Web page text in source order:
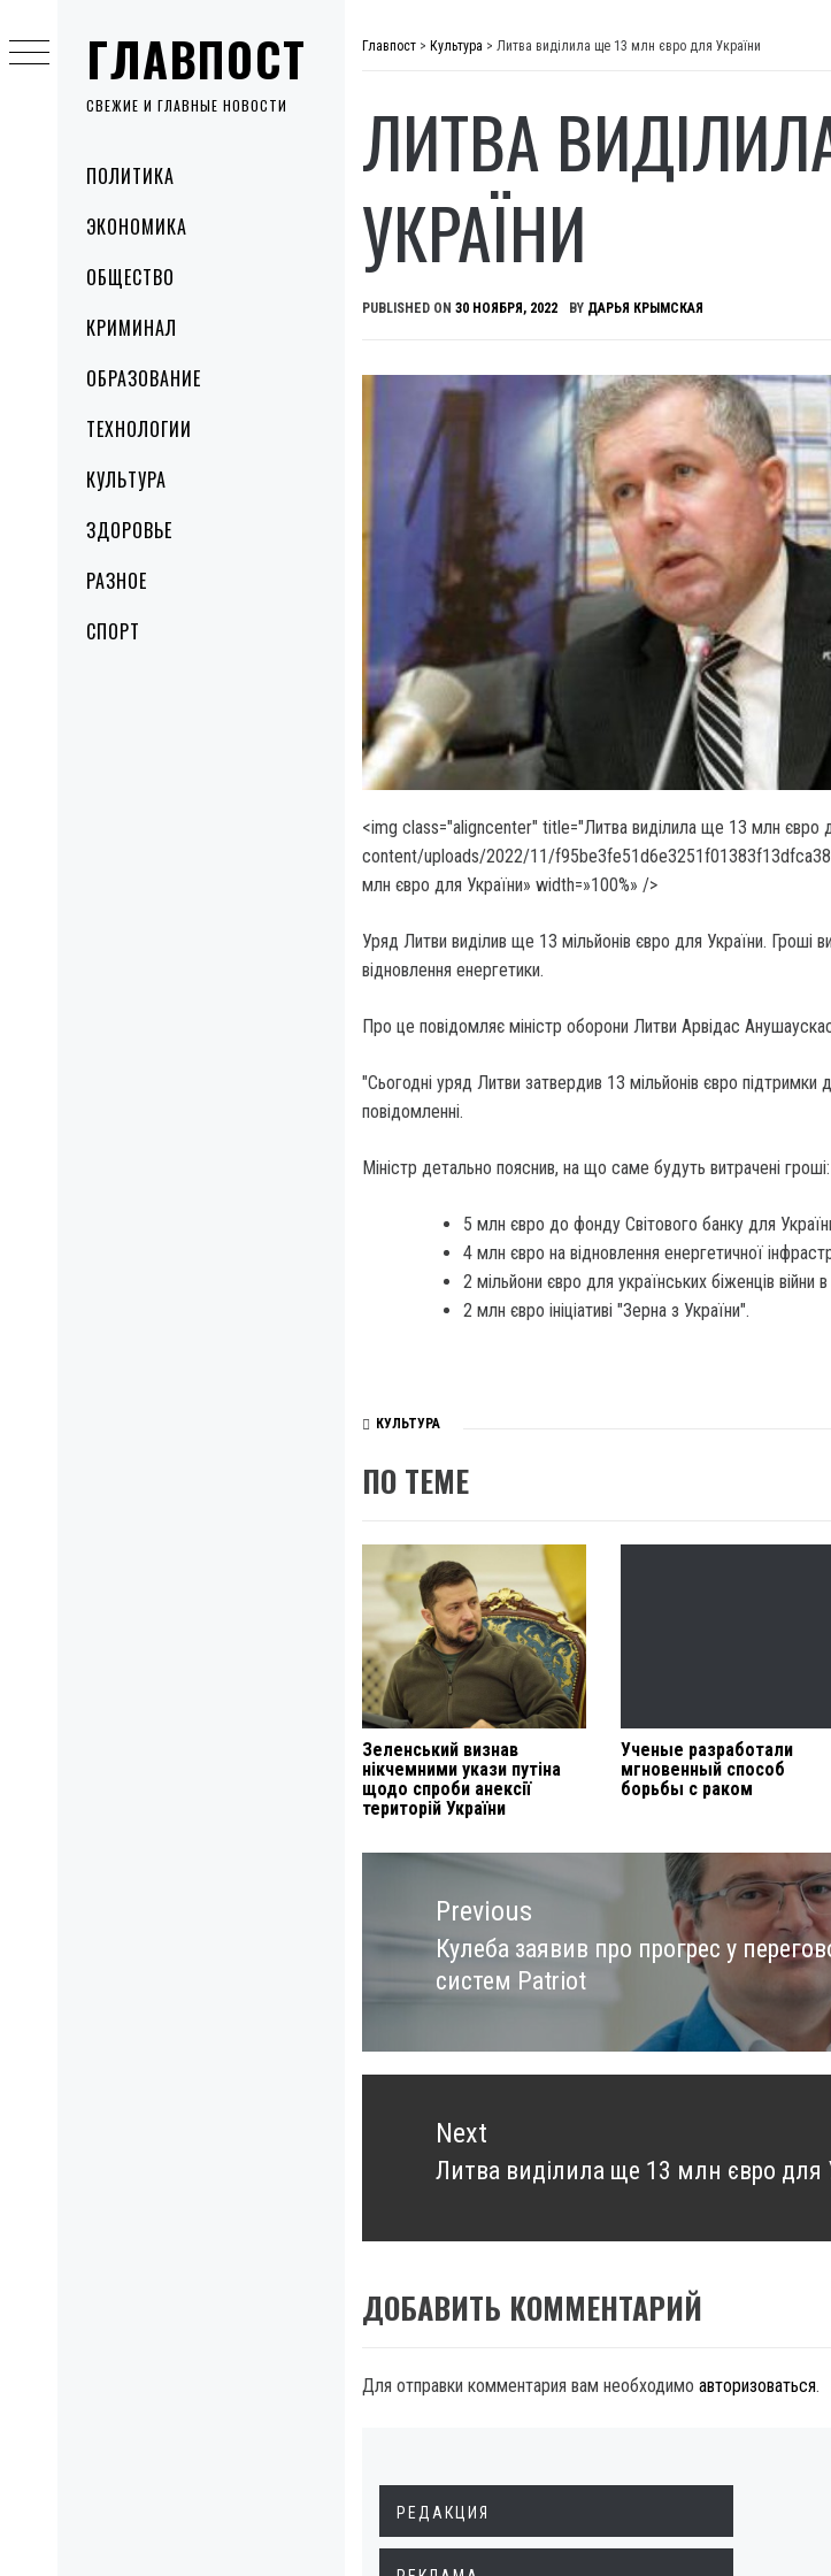
ГЛАВПОСТ
СВЕЖИЕ И ГЛАВНЫЕ НОВОСТИ
MenuПОЛИТИКА
ЭКОНОМИКА
ОБЩЕСТВО
КРИМИНАЛ
ОБРАЗОВАНИЕ
ТЕХНОЛОГИИ
КУЛЬТУРА
ЗДОРОВЬЕ
РАЗНОЕ
СПОРТ
to
content
Главпост > Культура > Литва виділила ще 13 млн євро для України
ЛИТВА
УКРАЇНИ
PUBLISHED ON 30 НОЯБРЯ, 2022 BY ДАРЬЯ КРЫМСКАЯ
<img class="aligncenter" title="Литва виділила ще 13 млн євро
content/uploads/2022/11/
млн євро для України» width=»100%» />
Уряд Литви виділив ще 13 мільйонів євро для України. Гроші
відновлення енергетики.
Про це повідомляє міністр оборони Литви Арвідас
"Сьогодні уряд Литви затвердив 13 мільйонів євро підтримки
повідомленні.
Міністр детально пояснив, на що саме будуть витрачені гроші:
5 млн євро до фонду Світового банку для
4 млн євро на відновлення енергетичної
2 мільйони євро для українських біженців війни
2 млн євро ініціативі "Зерна з України".
КУЛЬТУРА
ПО ТЕМЕ
Зеленський визнав
нікчемними укази путіна
щодо спроби анекcії
територій України
Ученые разработали
мгновенный способ
борьбы с раком
Навигация
записямPrevious
Previous
post:
Кулеба заявив про прогрес у
систем Patriot
Next
Next
Литва виділила ще 13 млн євро для
ДОБАВИТЬ КОММЕНТАРИЙ
Для отправки комментария вам необходимо авторизоваться.
РЕДАКЦИЯ